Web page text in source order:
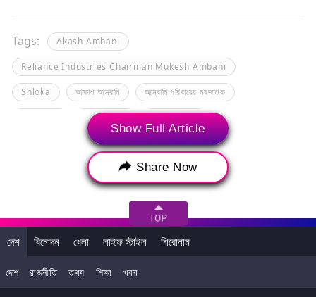
Tags: Akash Ambani
Reliance Industries Chairman Mukesh Ambani
Shloka আকাশ আম্বানি আম্বানি পরিবারের নবজাতক
মুকেশ আম্বানি শ্লোকা আম্বানি
Show Full Article
Share Now
দেশ বিনোদন খেলা লাইফ স্টাইল শিরোনাম
দেশ রাজনীতি তথ্য শিক্ষা খবর